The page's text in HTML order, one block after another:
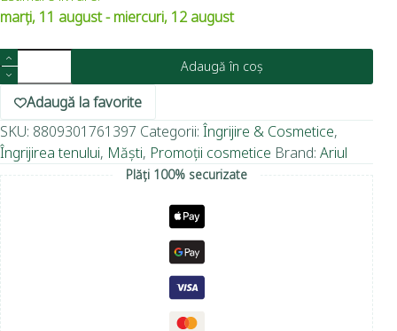
marți, 11 august - miercuri, 12 august
Adaugă în coș
Adaugă la favorite
SKU: 8809301761397 Categorii: Îngrijire & Cosmetice,
Îngrijirea tenului, Măști, Promoții cosmetice Brand: Ariul
Plăți 100% securizate